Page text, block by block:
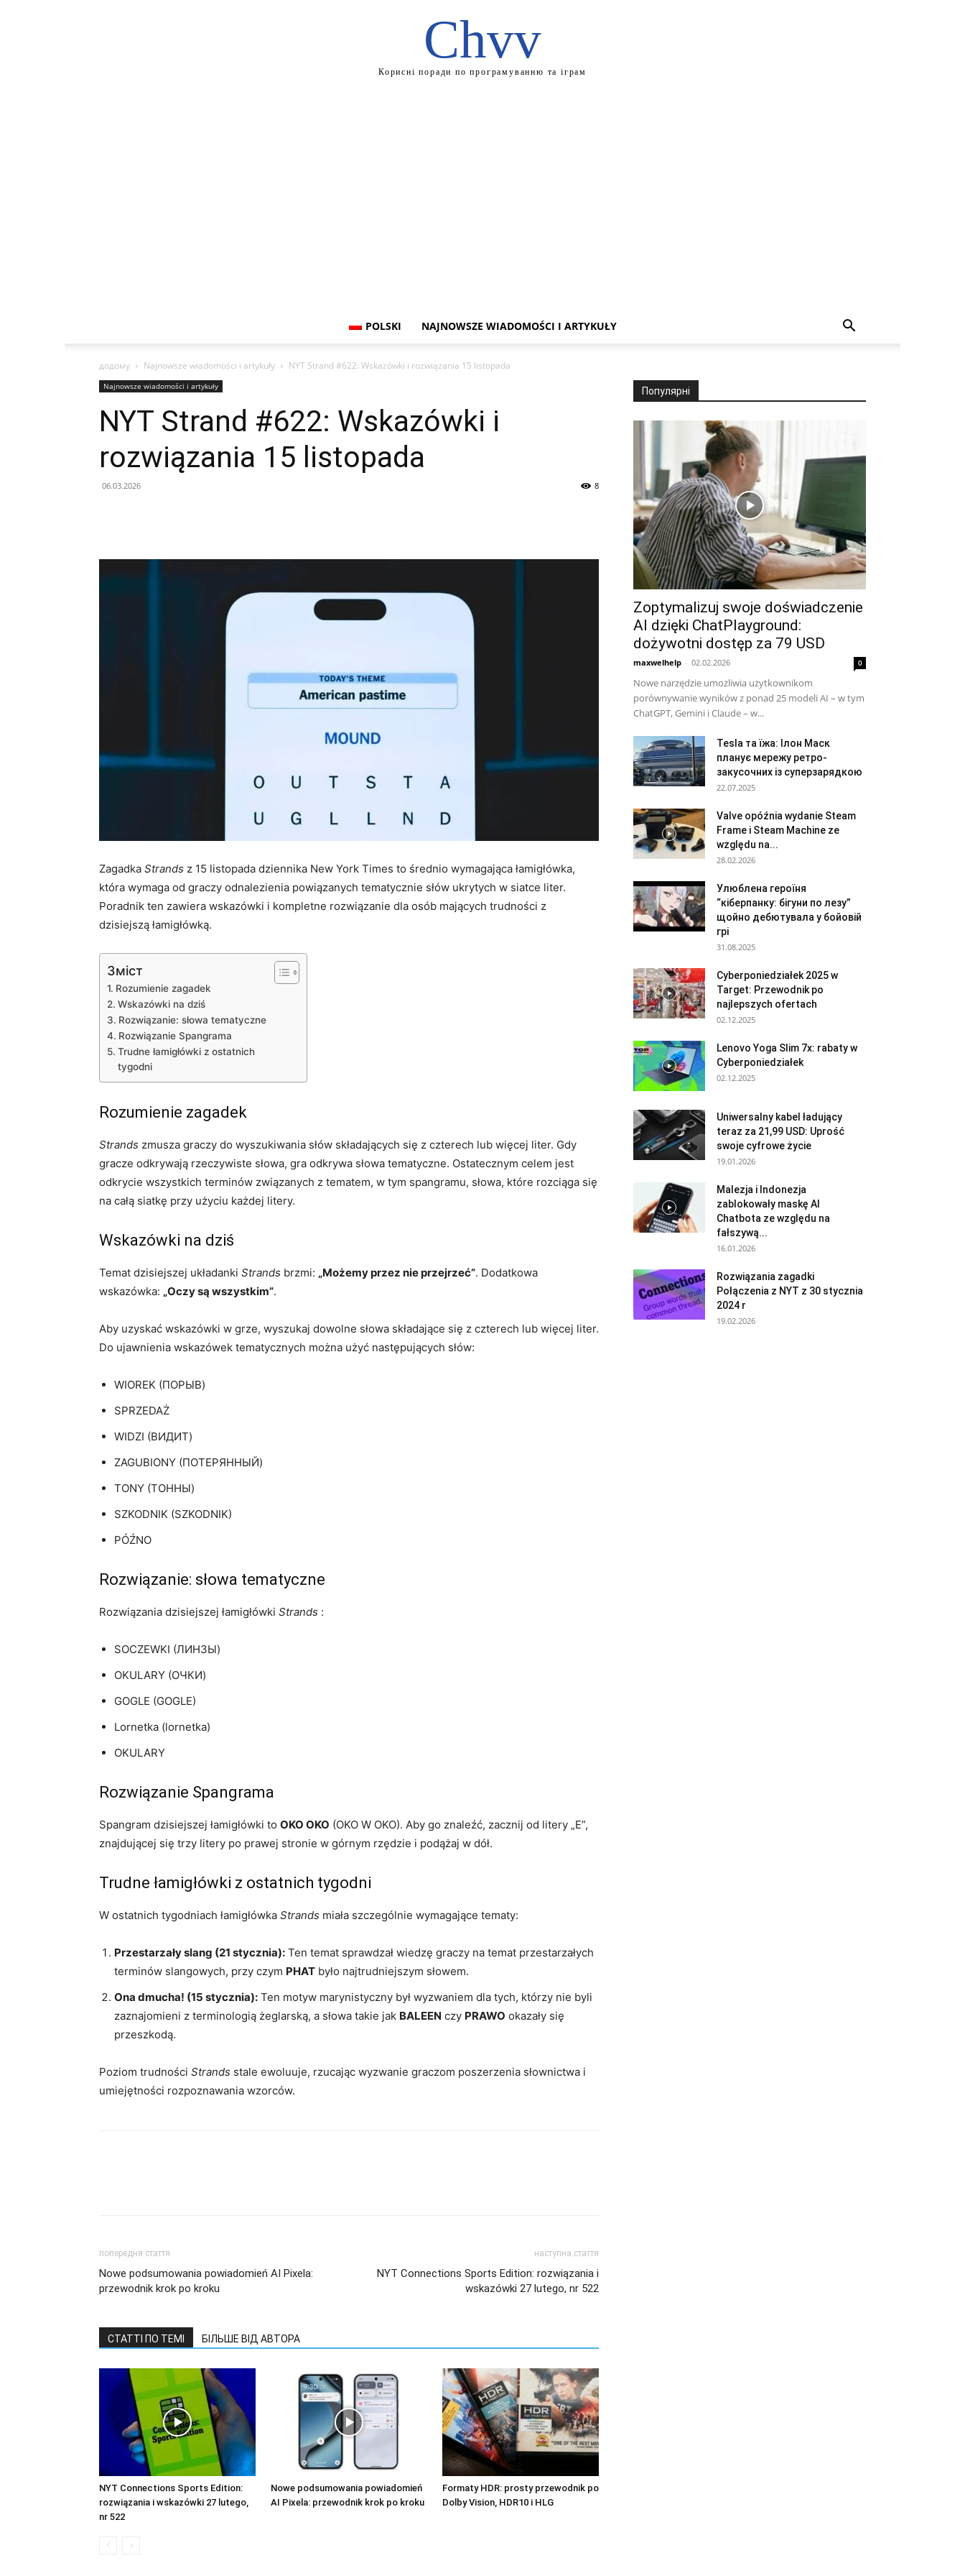
Chvv
Корисні поради по програмуванню та іграм
POLSKI NAJNOWSZE WIADOMOŚCI I ARTYKUŁY
додому Najnowsze wiadomości i artykuły NYT Strand #622: Wskazówki i rozwiązania 15 listopada
Najnowsze wiadomości i artykuły
NYT Strand #622: Wskazówki i
rozwiązania 15 listopada
06.03.2026 8
Zagadka Strands z 15 listopada dziennika New York Times to średnio wymagająca łamigłówka,
która wymaga od graczy odnalezienia powiązanych tematycznie słów ukrytych w siatce liter.
Poradnik ten zawiera wskazówki i kompletne rozwiązanie dla osób mających trudności z
dzisiejszą łamigłówką.
Зміст
Rozumienie zagadek
Wskazówki na dziś
Rozwiązanie: słowa tematyczne
Rozwiązanie Spangrama
Trudne łamigłówki z ostatnich
tygodni
Rozumienie zagadek
Strands zmusza graczy do wyszukiwania słów składających się z czterech lub więcej liter. Gdy
gracze odkrywają rzeczywiste słowa, gra odkrywa słowa tematyczne. Ostatecznym celem jest
odkrycie wszystkich terminów związanych z tematem, w tym spangramu, słowa, które rozciąga się
na całą siatkę przy użyciu każdej litery.
Wskazówki na dziś
Temat dzisiejszej układanki Strands brzmi: „Możemy przez nie przejrzeć”. Dodatkowa
wskazówka: „Oczy są wszystkim”.
Aby uzyskać wskazówki w grze, wyszukaj dowolne słowa składające się z czterech lub więcej liter.
Do ujawnienia wskazówek tematycznych można użyć następujących słów:
WIOREK (ПОРЫВ)
SPRZEDAŻ
WIDZI (ВИДИТ)
ZAGUBIONY (ПОТЕРЯННЫЙ)
TONY (ТОННЫ)
SZKODNIK (SZKODNIK)
PÓŹNO
Rozwiązanie: słowa tematyczne
Rozwiązania dzisiejszej łamigłówki Strands :
SOCZEWKI (ЛИНЗЫ)
OKULARY (ОЧКИ)
GOGLE (GOGLE)
Lornetka (lornetka)
OKULARY
Rozwiązanie Spangrama
Spangram dzisiejszej łamigłówki to OKO OKO (OKO W OKO). Aby go znaleźć, zacznij od litery „E”,
znajdującej się trzy litery po prawej stronie w górnym rzędzie i podążaj w dół.
Trudne łamigłówki z ostatnich tygodni
W ostatnich tygodniach łamigłówka Strands miała szczególnie wymagające tematy:
Przestarzały slang (21 stycznia): Ten temat sprawdzał wiedzę graczy na temat przestarzałych
terminów slangowych, przy czym PHAT było najtrudniejszym słowem.
Ona dmucha! (15 stycznia): Ten motyw marynistyczny był wyzwaniem dla tych, którzy nie byli
zaznajomieni z terminologią żeglarską, a słowa takie jak BALEEN czy PRAWO okazały się
przeszkodą.
Poziom trudności Strands stale ewoluuje, rzucając wyzwanie graczom poszerzenia słownictwa i
umiejętności rozpoznawania wzorców.
попередня стаття
Nowe podsumowania powiadomień AI Pixela:
przewodnik krok po kroku
наступна стаття
NYT Connections Sports Edition: rozwiązania i
wskazówki 27 lutego, nr 522
СТАТТІ ПО ТЕМІ БІЛЬШЕ ВІД АВТОРА
NYT Connections Sports Edition:
rozwiązania i wskazówki 27 lutego,
nr 522
Nowe podsumowania powiadomień
AI Pixela: przewodnik krok po kroku
Formaty HDR: prosty przewodnik po
Dolby Vision, HDR10 i HLG
Популярні
Zoptymalizuj swoje doświadczenie
AI dzięki ChatPlayground:
dożywotni dostęp za 79 USD
maxwelhelp - 02.02.2026 0
Nowe narzędzie umożliwia użytkownikom
porównywanie wyników z ponad 25 modeli AI – w tym
ChatGPT, Gemini i Claude – w...
Tesla та їжа: Ілон Маск
планує мережу ретро-
закусочних із суперзарядкою
22.07.2025
Valve opóźnia wydanie Steam
Frame i Steam Machine ze
względu na...
28.02.2026
Улюблена героїня
“кіберпанку: бігуни по лезу”
щойно дебютувала у бойовій
грі
31.08.2025
Cyberponiedziałek 2025 w
Target: Przewodnik po
najlepszych ofertach
02.12.2025
Lenovo Yoga Slim 7x: rabaty w
Cyberponiedziałek
02.12.2025
Uniwersalny kabel ładujący
teraz za 21,99 USD: Uprość
swoje cyfrowe życie
19.01.2026
Malezja i Indonezja
zablokowały maskę AI
Chatbota ze względu na
fałszywą...
16.01.2026
Rozwiązania zagadki
Połączenia z NYT z 30 stycznia
2024 r
19.02.2026